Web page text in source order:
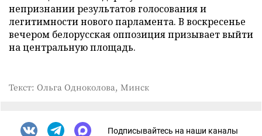
непризнании результатов голосования и
легитимности нового парламента. В воскресенье
вечером белорусская оппозиция призывает выйти
на центральную площадь.
Текст: Ольга Одноколова, Минск
Подписывайтесь на наши каналы